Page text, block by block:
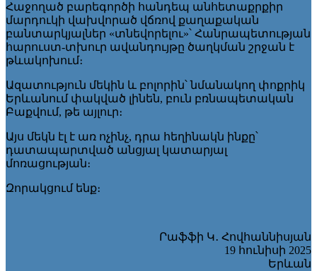
Հաջողած բարեգործի հանդեպ անհետաքրքիր
մարդուկի վախվորած վճռով քաղաքական
բանտարկյալներ «տնեվորելու»՝ Հանրապետության
հարուստ-տխուր ավանդույթը ծաղկման շրջան է
թևակոխում։
Ազատություն մեկին և բոլորին՝ նմանակող փոքրիկ
Երևանում փակված լինեն, բուն բռնապետական
Բաքվում, թե այլուր։
Այս մեկն էլ է առ ոչինչ, դրա հեղինակն ինքը՝
դատապարտված անցյալ կատարյալ
մոռացության։
Զորակցում ենք։
Րաֆֆի Կ․ Հովհաննիսյան
19 հունիսի 2025
Երևան